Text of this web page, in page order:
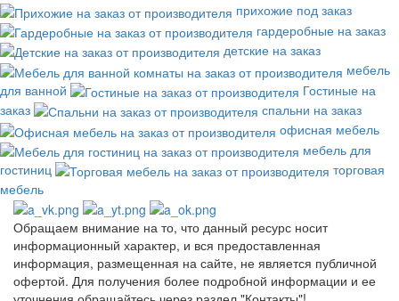
прихожие под заказ
гардеробные на заказ
детские на заказ
мебель
для ванной
Гостиные на
заказ
спальни на заказ
офисная мебель
мебель для
гостиниц
торговая
мебель
Обращаем внимание на то, что данный ресурс носит
информационный характер, и вся предоставленная
информация, размещенная на сайте, не является публичной
офертой. Для получения более подробной информации и ее